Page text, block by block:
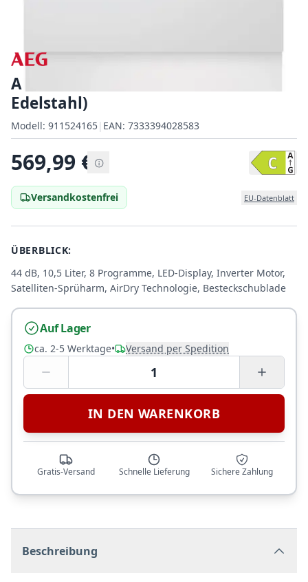
AEG FES6491CZM (Bedienblende
Edelstahl)
Modell:
Modell: 911524165|
EAN:
EAN: 7333394028583
569,99 €
Versandkostenfrei EU-Datenblatt
ÜBERBLICK:
44 dB, 10,5 Liter, 8 Programme, LED-Display, Inverter Motor,
Satelliten-Sprüharm, AirDry Technologie, Besteckschublade
Auf Lager
ca. 2-5 Werktage• Versand per Spedition
1
IN DEN WARENKORB
Gratis-Versand Schnelle Lieferung Sichere Zahlung
Beschreibung